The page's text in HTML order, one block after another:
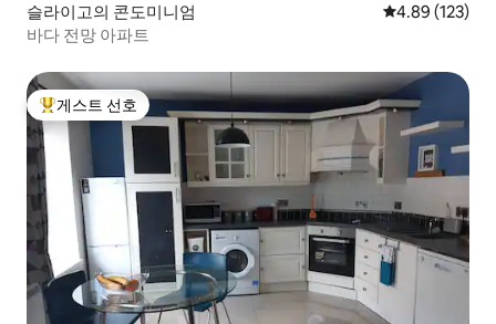
슬라이고의 콘도미니엄 평점 4.89점(5
4.89 (123)
바다 전망 아파트
상위 게스트 선호
게스트 선호